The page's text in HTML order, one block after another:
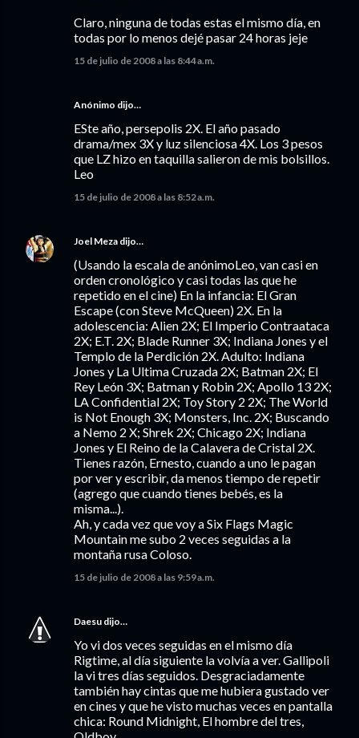
Claro, ninguna de todas estas el mismo día, en
todas por lo menos dejé pasar 24 horas jeje
15 de julio de 2008 a las 8:44 a.m.
Anónimo dijo…
ESte año, persepolis 2X. El año pasado
drama/mex 3X y luz silenciosa 4X. Los 3 pesos
que LZ hizo en taquilla salieron de mis bolsillos.
Leo
15 de julio de 2008 a las 8:52 a.m.
Joel Meza dijo…
(Usando la escala de anónimoLeo, van casi en
orden cronológico y casi todas las que he
repetido en el cine) En la infancia: El Gran
Escape (con Steve McQueen) 2X. En la
adolescencia: Alien 2X; El Imperio Contraataca
2X; E.T. 2X; Blade Runner 3X; Indiana Jones y el
Templo de la Perdición 2X. Adulto: Indiana
Jones y La Ultima Cruzada 2X; Batman 2X; El
Rey León 3X; Batman y Robin 2X; Apollo 13 2X;
LA Confidential 2X; Toy Story 2 2X; The World
is Not Enough 3X; Monsters, Inc. 2X; Buscando
a Nemo 2 X; Shrek 2X; Chicago 2X; Indiana
Jones y El Reino de la Calavera de Cristal 2X.
Tienes razón, Ernesto, cuando a uno le pagan
por ver y escribir, da menos tiempo de repetir
(agrego que cuando tienes bebés, es la
misma...).
Ah, y cada vez que voy a Six Flags Magic
Mountain me subo 2 veces seguidas a la
montaña rusa Coloso.
15 de julio de 2008 a las 9:59 a.m.
Daesu dijo…
Yo vi dos veces seguidas en el mismo día
Rigtime, al día siguiente la volvía a ver. Gallipoli
la vi tres días seguidos. Desgraciadamente
también hay cintas que me hubiera gustado ver
en cines y que he visto muchas veces en pantalla
chica: Round Midnight, El hombre del tres,